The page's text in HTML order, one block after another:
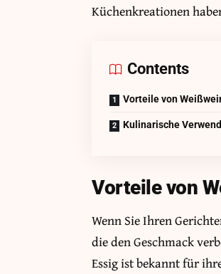
Küchenkreationen
Contents
Vorteile von
Kulinarische
Vorteile von
Wenn Sie Ihren
die den Geschmack
Essig ist bekannt für